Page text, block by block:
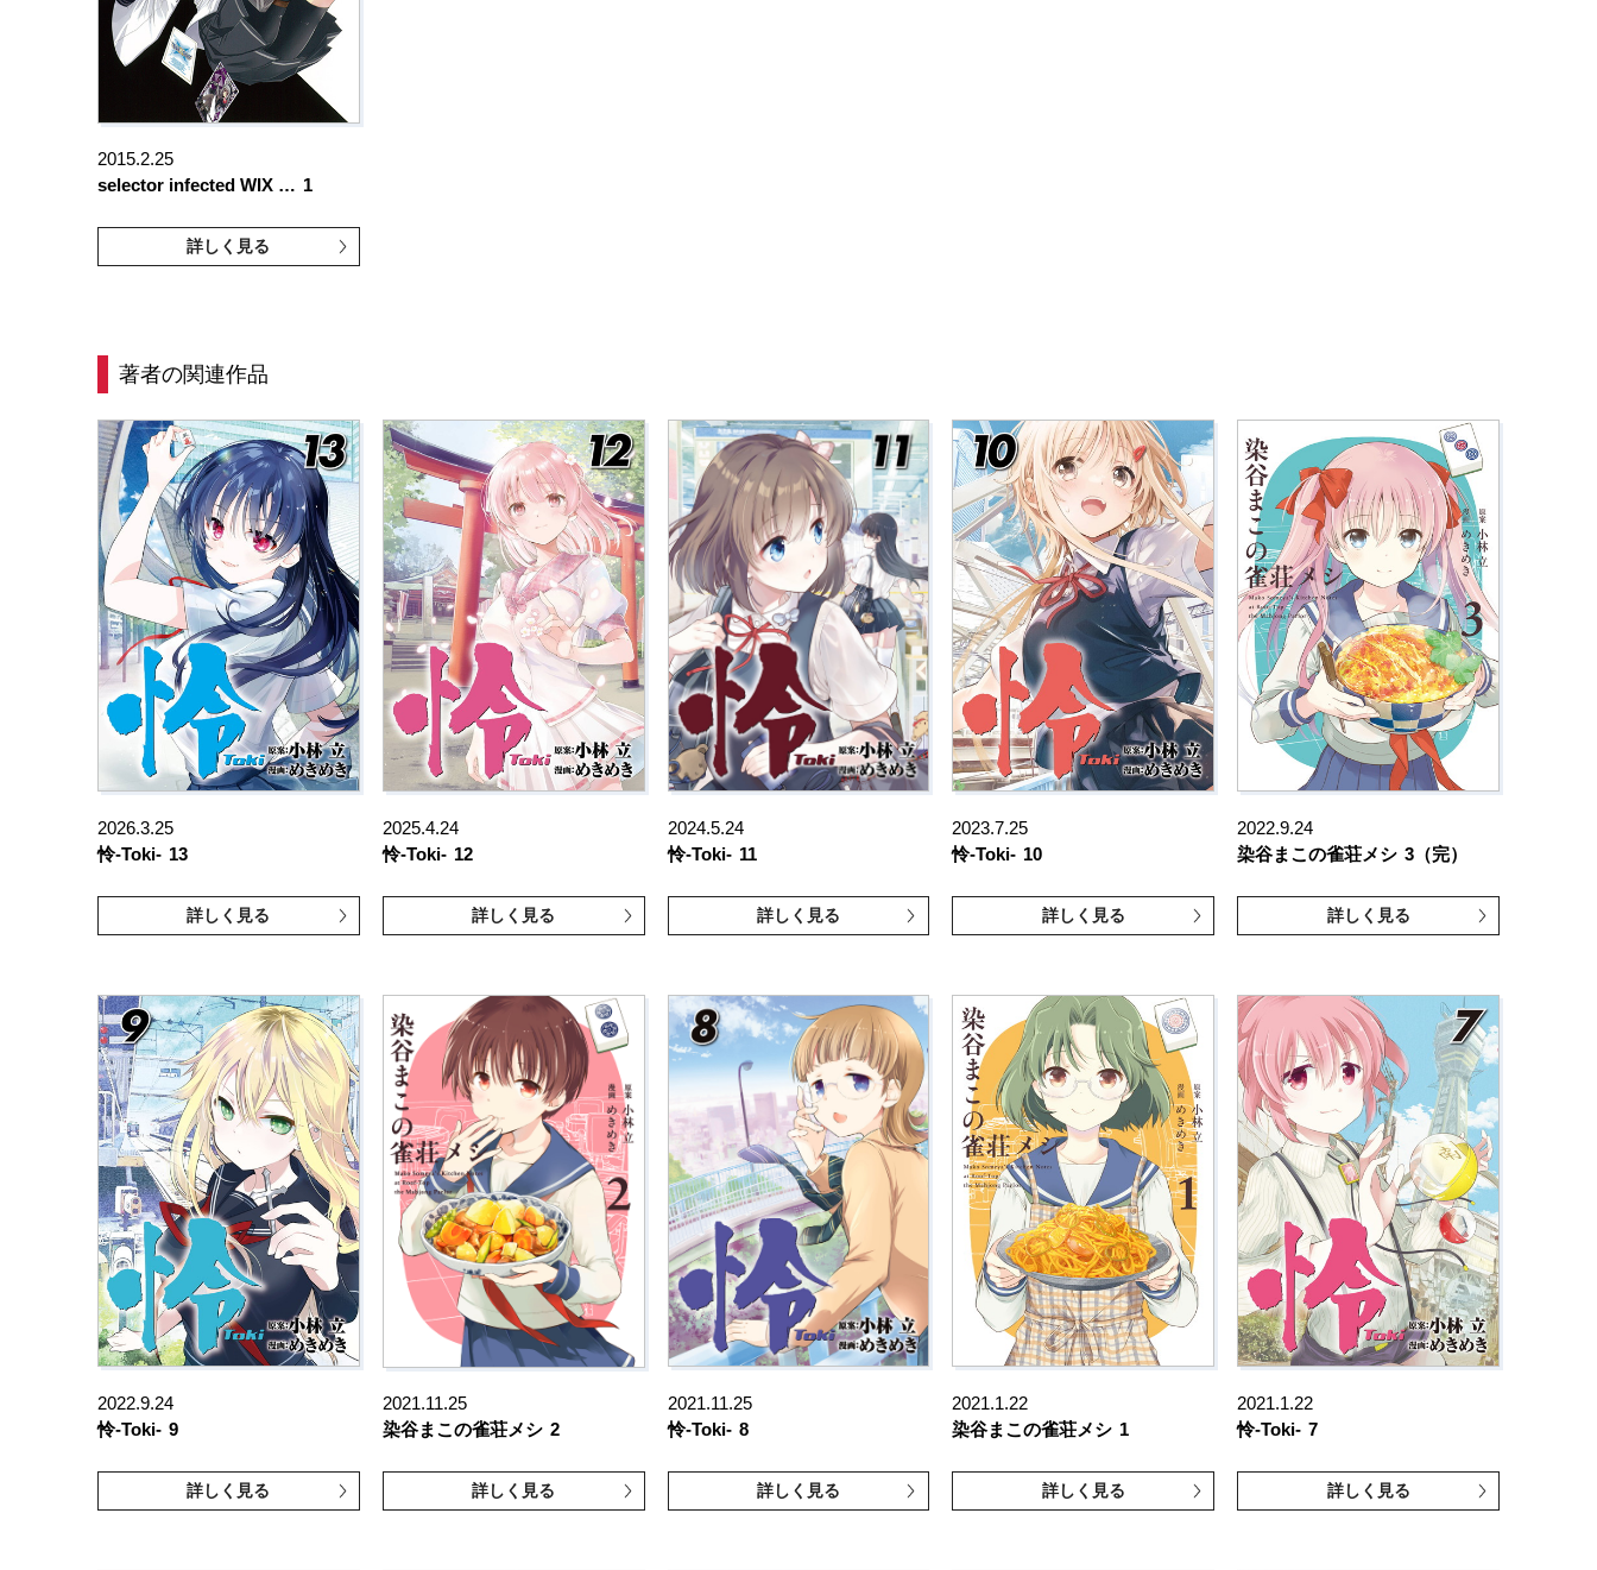
2015.2.25
selector infected WIX … 1
詳しく見る
著者の関連作品
2026.3.25
怜-Toki- 13
詳しく見る
2025.4.24
怜-Toki- 12
詳しく見る
2024.5.24
怜-Toki- 11
詳しく見る
2023.7.25
怜-Toki- 10
詳しく見る
2022.9.24
染谷まこの雀荘メシ 3（完）
詳しく見る
2022.9.24
怜-Toki- 9
詳しく見る
2021.11.25
染谷まこの雀荘メシ 2
詳しく見る
2021.11.25
怜-Toki- 8
詳しく見る
2021.1.22
染谷まこの雀荘メシ 1
詳しく見る
2021.1.22
怜-Toki- 7
詳しく見る